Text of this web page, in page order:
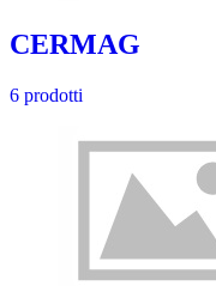
CERMAG
6 prodotti